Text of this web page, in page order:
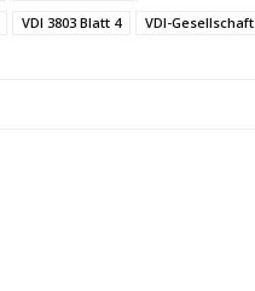
VDI 3803 Blatt 4
VDI-Gesellschaft